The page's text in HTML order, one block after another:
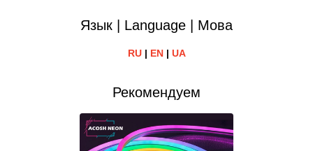
Язык | Language | Мова
RU| EN| UA
Рекомендуем